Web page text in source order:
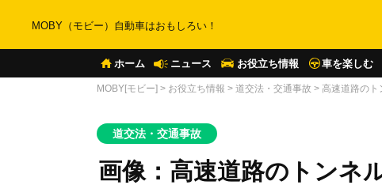
MOBY（モビー）自動車はおもしろい！
ホーム ニュース お役立ち情報 車を楽しむ
MOBY[モビー] > お役立ち情報 > 道交法・交通事故 > 高速道路のト
道交法・交通事故
画像：高速道路のトンネ